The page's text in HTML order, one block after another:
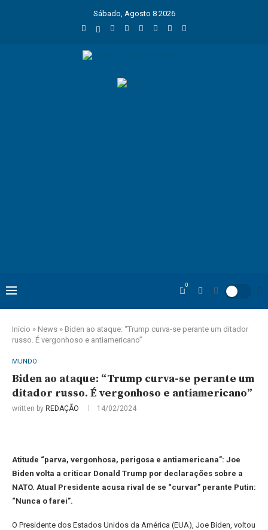
Sábado, Agosto 8 2026
0
Início » News » Biden ao ataque: “Trump curva-se perante um ditador
russo. É vergonhoso e antiamericano”
MUNDO
Biden ao ataque: “Trump curva-se perante um
ditador russo. É vergonhoso e antiamericano”
written by REDAÇÃO 14/02/2024
Atitude “parva, vergonhosa, perigosa e antiamericana”: Joe
Biden volta a criticar Donald Trump por declarações sobre a
NATO. Atual Presidente acusa rival de se “curvar” perante Putin:
“Nunca o farei”.
O Presidente dos Estados Unidos da América (EUA), Joe Biden, voltou